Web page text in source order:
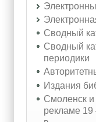
Сводный
Сводный
периодики
Издания
Смоленск и
рекламе 19